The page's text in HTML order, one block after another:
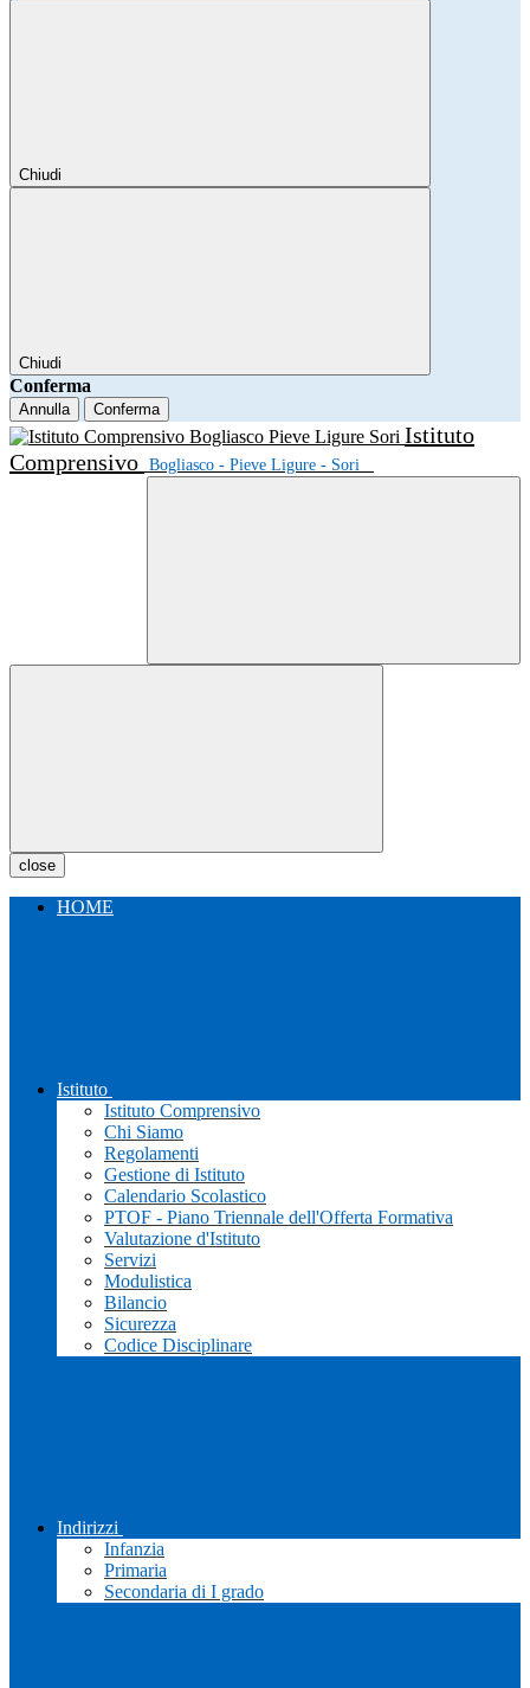
Chiudi
Chiudi
Conferma
Annulla Conferma
Istituto
Comprensivo Bogliasco - Pieve Ligure - Sori
close
HOME
Istituto
Istituto Comprensivo
Chi Siamo
Regolamenti
Gestione di Istituto
Calendario Scolastico
PTOF - Piano Triennale dell'Offerta Formativa
Valutazione d'Istituto
Servizi
Modulistica
Bilancio
Sicurezza
Codice Disciplinare
Indirizzi
Infanzia
Primaria
Secondaria di I grado